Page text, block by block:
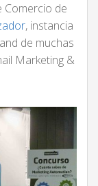
Comercio de
, instancia
de muchas
Marketing &